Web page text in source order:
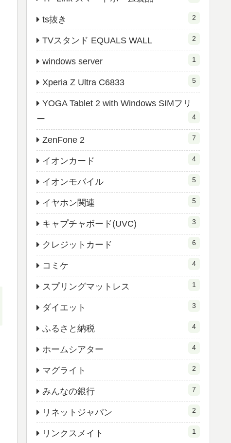
ts抜き 2
TVスタンド EQUALS WALL 2
windows server 1
Xperia Z Ultra C6833 5
YOGA Tablet 2 with Windows SIMフリ
ー
4
ZenFone 2 7
イオンカード 4
イオンモバイル 5
イヤホン関連 5
キャプチャボード(UVC) 3
クレジットカード 6
コミケ 4
スプリングマットレス 1
ダイエット 3
ふるさと納税 4
ホームシアター 4
マグライト 2
みんなの銀行 7
リネットジャパン 2
リンクスメイト 1